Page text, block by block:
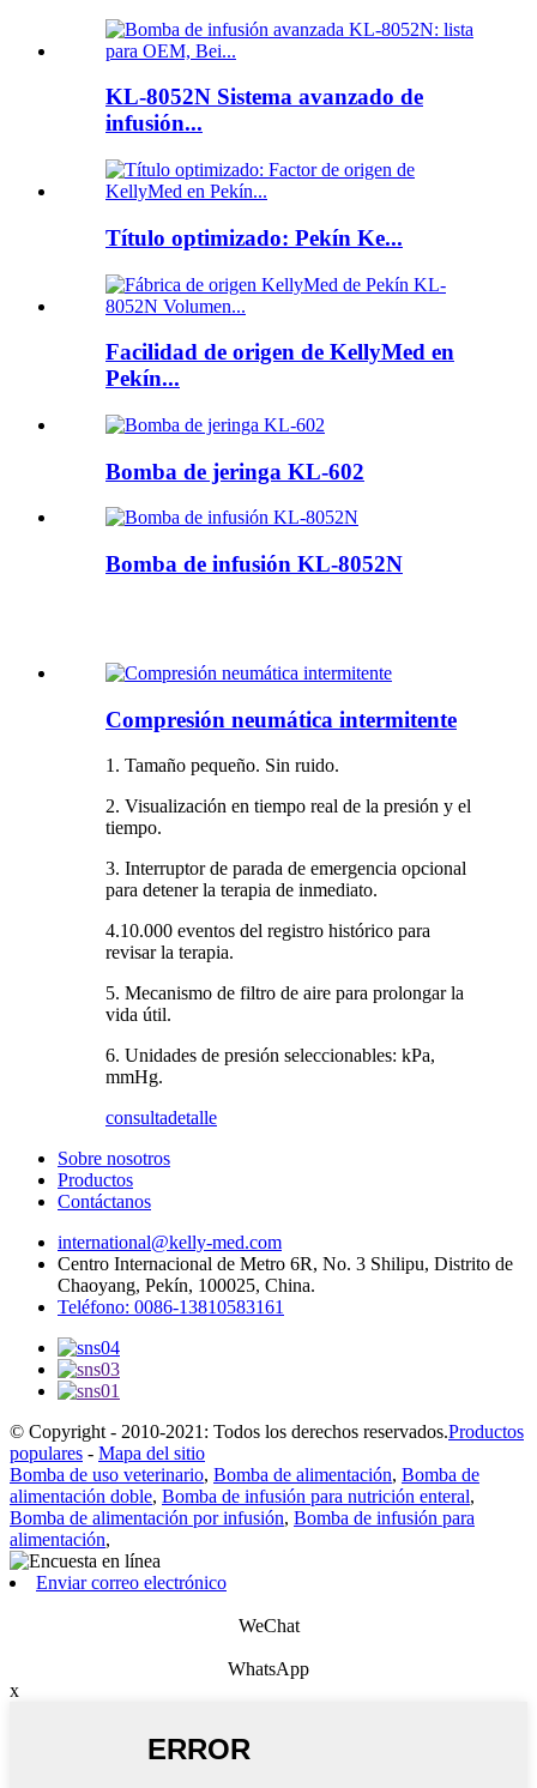
KL-8052N Sistema avanzado de
infusión...
Título optimizado: Pekín Ke...
Facilidad de origen de KellyMed en
Pekín...
Bomba de jeringa KL-602
Bomba de infusión KL-8052N
Compresión neumática intermitente
1. Tamaño pequeño. Sin ruido.
2. Visualización en tiempo real de la presión y el
tiempo.
3. Interruptor de parada de emergencia opcional
para detener la terapia de inmediato.
4.10.000 eventos del registro histórico para
revisar la terapia.
5. Mecanismo de filtro de aire para prolongar la
vida útil.
6. Unidades de presión seleccionables: kPa,
mmHg.
consultadetalle
Sobre nosotros
Productos
Contáctanos
international@kelly-med.com
Centro Internacional de Metro 6R, No. 3 Shilipu, Distrito de
Chaoyang, Pekín, 100025, China.
Teléfono: 0086-13810583161
© Copyright - 2010-2021: Todos los derechos reservados.Productos
populares - Mapa del sitio
Bomba de uso veterinario, Bomba de alimentación, Bomba de
alimentación doble, Bomba de infusión para nutrición enteral,
Bomba de alimentación por infusión, Bomba de infusión para
alimentación,
Enviar correo electrónico
WeChat
WhatsApp
x